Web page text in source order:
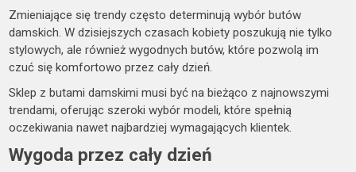
Zmieniające się trendy często determinują wybór butów
damskich. W dzisiejszych czasach kobiety poszukują nie tylko
stylowych, ale również wygodnych butów, które pozwolą im
czuć się komfortowo przez cały dzień.
Sklep z butami damskimi musi być na bieżąco z najnowszymi
trendami, oferując szeroki wybór modeli, które spełnią
oczekiwania nawet najbardziej wymagających klientek.
Wygoda przez cały dzień